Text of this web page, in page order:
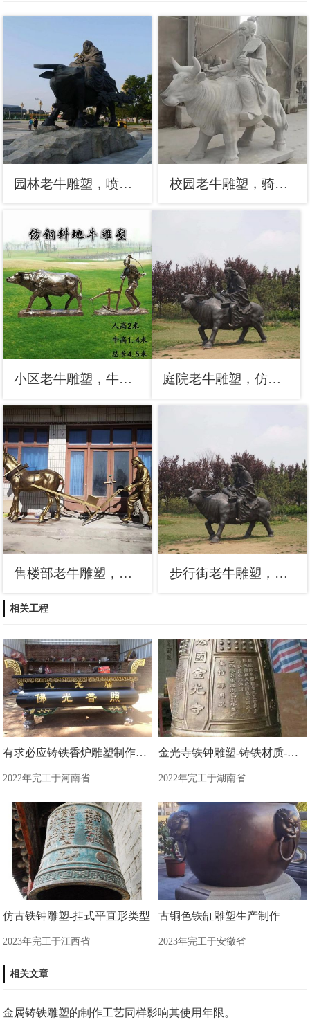
园林老牛雕塑，喷漆牛离地塑，仿真动物形式 校园老牛雕塑，骑牛老子雕塑，广场动物主题
小区老牛雕塑，牛离地雕塑，抽象效果 庭院老牛雕塑，仿真动物雕塑，美陈形式
售楼部老牛雕塑，大型动物雕塑，彩绘题材 步行街老牛雕塑，铸铜农耕雕塑，烤漆方式
相关工程
有求必应铸铁香炉雕塑制作加工
2022年完工于河南省
金光寺铁钟雕塑-铸铁材质-平直形钟雕塑
2022年完工于湖南省
仿古铁钟雕塑-挂式平直形类型
2023年完工于江西省
古铜色铁缸雕塑生产制作
2023年完工于安徽省
相关文章
金属铸铁雕塑的制作工艺同样影响其使用年限。